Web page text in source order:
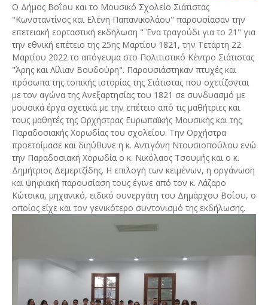
Ο Δήμος Βοΐου και το Μουσικό Σχολείο Σιάτιστας
"Κωνσταντίνος και Ελένη Παπανικολάου" παρουσίασαν την
επετειακή εορταστική εκδήλωση " Ένα τραγούδι για το 21" για
την εθνική επέτειο της 25ης Μαρτίου 1821, την Τετάρτη 22
Μαρτίου 2022 το απόγευμα στο Πολιτιστικό Κέντρο Σιάτιστας
"Άρης και Λίλιαν Βουδούρη". Παρουσιάστηκαν πτυχές και
πρόσωπα της τοπικής ιστορίας της Σιάτιστας που σχετίζονται
με τον αγώνα της Ανεξαρτησίας του 1821 σε συνδυασμό με
μουσικά έργα σχετικά με την επέτειο από τις μαθήτριες και
τους μαθητές της Ορχήστρας Ευρωπαϊκής Μουσικής και της
Παραδοσιακής Χορωδίας του σχολείου. Την Ορχήστρα
προετοίμασε και διηύθυνε η κ. Αντιγόνη Ντουσιοπούλου ενώ
την Παραδοσιακή Χορωδία ο κ. Νικόλαος Τσουμής και ο κ.
Δημήτριος Δεμερτζίδης. Η επιλογή των κειμένων, η οργάνωση
και ψηφιακή παρουσίαση τους έγινε από τον κ. Λάζαρο
Κώτσικα, μηχανικό, ειδικό συνεργάτη του Δημάρχου Βοΐου, ο
οποίος είχε και τον γενικότερο συντονισμό της εκδήλωσης.